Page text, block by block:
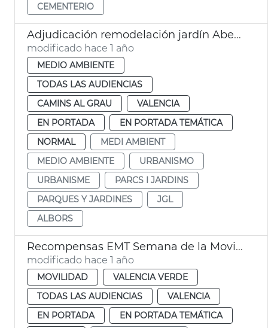
CEMENTERIO
Adjudicación remodelación jardín Aben al-Abbar
modificado hace 1 año
MEDIO AMBIENTE
TODAS LAS AUDIENCIAS
CAMINS AL GRAU
VALENCIA
EN PORTADA
EN PORTADA TEMÁTICA
NORMAL
MEDI AMBIENT
MEDIO AMBIENTE
URBANISMO
URBANISME
PARCS I JARDINS
PARQUES Y JARDINES
JGL
ALBORS
Recompensas EMT Semana de la Movilidad
modificado hace 1 año
MOVILIDAD
VALENCIA VERDE
TODAS LAS AUDIENCIAS
VALENCIA
EN PORTADA
EN PORTADA TEMÁTICA